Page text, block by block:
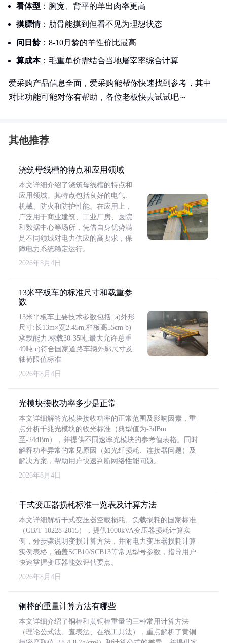
看体型 ：胸宽、背平的羊出肉率更高
摸膘情：肋骨能摸到但看不见为理想状态
问日龄：8-10月龄的羊性价比最高
算成本：毛重单价需结合当地屠宰率综合计算
爱采购产品信息全面，爱采购能帮你快速找到参考，其中
对比功能可能对你有帮助，各位老板快去试试吧～
其他推荐
浇筑母线槽的特点和应用领域
本文详细介绍了浇筑母线槽的特点和
应用领域。其特点包括良好的电气、
机械、防火和防护性能。在应用上，
广泛用于商业建筑、工业厂房、医院
和数据中心等场所，凭借自身优势满
足不同领域对电力供应的高要求，保
障电力系统稳定运行。
2026年8月4日
13米平板车的标准尺寸和载重参
数
13米平板车主要技术参数包括: a)外形
尺寸:长13m×宽2.45m,栏板高55cm b)
承载能力:标载30-35吨,最大允许总重
49吨 c)符合国家道路车辆外廓尺寸及
轴荷限值标准
2026年8月4日
光模块接收功率多少是正常
本文详细解答光模块接收功率的正常范围及影响因素，重
点分析千兆光模块的收光标准（典型值为-3dBm
至-24dBm），并提供不同速率光模块的参考值表格。同时
解释功率异常的常见原因（如光纤损耗、连接器问题）及
解决方案，帮助用户快速判断网络性能问题。
2026年8月4日
干式变压器损耗标准一览表及计算方法
本文详细解析干式变压器空载损耗、负载损耗的国家标准
（GB/T 10228-2015），提供1000kVA变压器损耗计算实
例，分步骤说明变损计算方法，并附电力变压器损耗计算
实例表格，涵盖SCB10/SCB13等常见型号参数，指导用户
快速掌握变压器能效评估要点。
2026年8月4日
铜棒的重量计算方法有哪些
本文详细介绍了铜棒和黄铜棒重量的三种常用计算方法
（理论公式法、查表法、在线工具法），重点解析了黄铜